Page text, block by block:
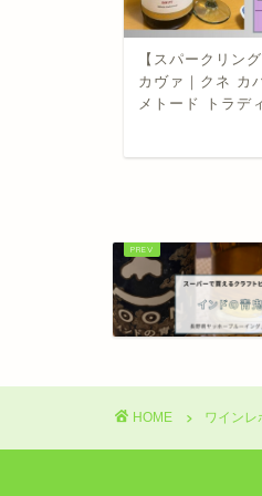
【スパークリン
カヴァ｜クネ カ
メトード トラデ
HOME ワインレ